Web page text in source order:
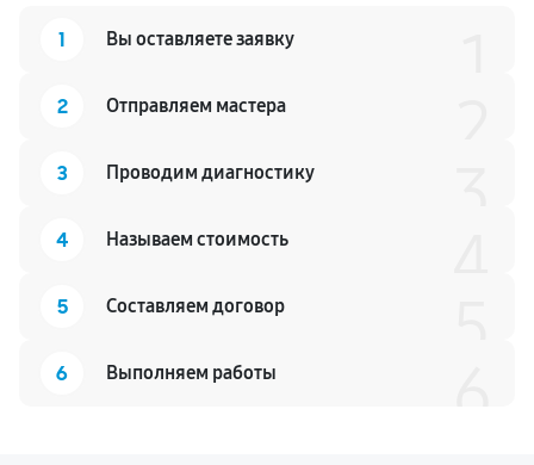
1 Вы оставляете заявку
2 Отправляем мастера
3 Проводим диагностику
4 Называем стоимость
5 Составляем договор
6 Выполняем работы